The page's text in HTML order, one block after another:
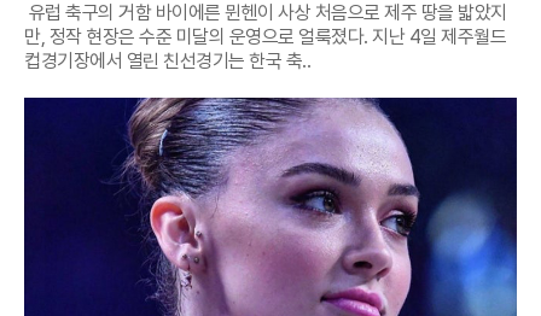
유럽 축구의 거함 바이에른 뮌헨이 사상 처음으로 제주 땅을 밟았지
만, 정작 현장은 수준 미달의 운영으로 얼룩졌다. 지난 4일 제주월드
컵경기장에서 열린 친선경기는 한국 축..